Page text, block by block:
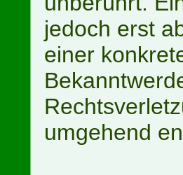
jedoch erst
einer
umgehend